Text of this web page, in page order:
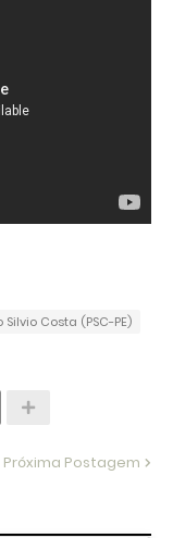
Costa (PSC-PE)
Próxima Postagem